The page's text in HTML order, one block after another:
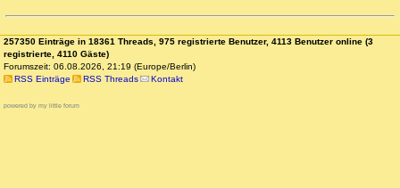
257350 Einträge in 18361 Threads, 975 registrierte Benutzer, 4113 Benutzer online (3
registrierte, 4110 Gäste)
Forumszeit: 06.08.2026, 21:19 (Europe/Berlin)
RSS Einträge
RSS Threads Kontakt
powered by my little forum